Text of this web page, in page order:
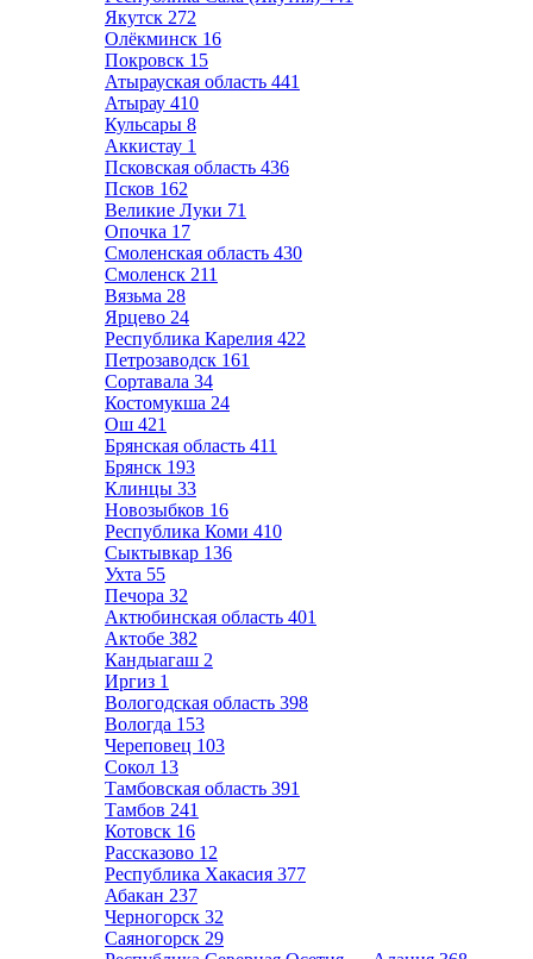
Якутск 272
Олёкминск 16
Покровск 15
Атырауская область 441
Атырау 410
Кульсары 8
Аккистау 1
Псковская область 436
Псков 162
Великие Луки 71
Опочка 17
Смоленская область 430
Смоленск 211
Вязьма 28
Ярцево 24
Республика Карелия 422
Петрозаводск 161
Сортавала 34
Костомукша 24
Ош 421
Брянская область 411
Брянск 193
Клинцы 33
Новозыбков 16
Республика Коми 410
Сыктывкар 136
Ухта 55
Печора 32
Актюбинская область 401
Актобе 382
Кандыагаш 2
Иргиз 1
Вологодская область 398
Вологда 153
Череповец 103
Сокол 13
Тамбовская область 391
Тамбов 241
Котовск 16
Рассказово 12
Республика Хакасия 377
Абакан 237
Черногорск 32
Саяногорск 29